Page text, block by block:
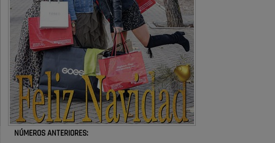
Será amigo de alguien importante...en el Congreso, Senado, en la
Policía o en la politica
Pozuelo de Alarcón
🔴 EXCLUSIVA | El comisario de la …
😆Durán menos qué un caramelo en la puerta de un colegio 🍬
Pozuelo de Alarcón
🔴 EXCLUSIVA | El comisario de la …
NÚMEROS ANTERIORES: